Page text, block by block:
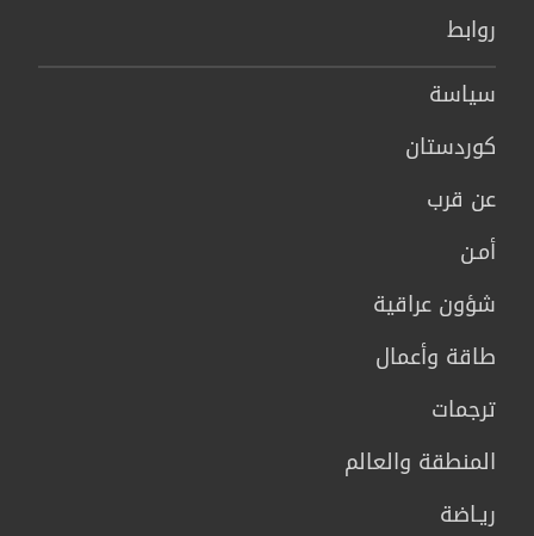
روابط
سیاسة
كوردستان
عن قرب
أمـن
شؤون عراقية
طاقة وأعمال
ترجمات
المنطقة والعالم
ريـاضة